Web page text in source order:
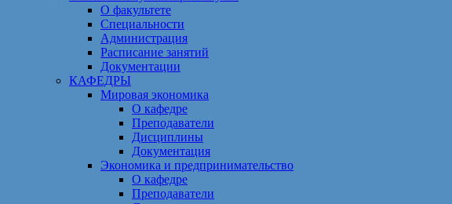
О факультете
Специальности
Администрация
Расписание занятий
Документации
КАФЕДРЫ
Мировая экономика
О кафедре
Преподаватели
Дисциплины
Документация
Экономика и предпринимательство
О кафедре
Преподаватели